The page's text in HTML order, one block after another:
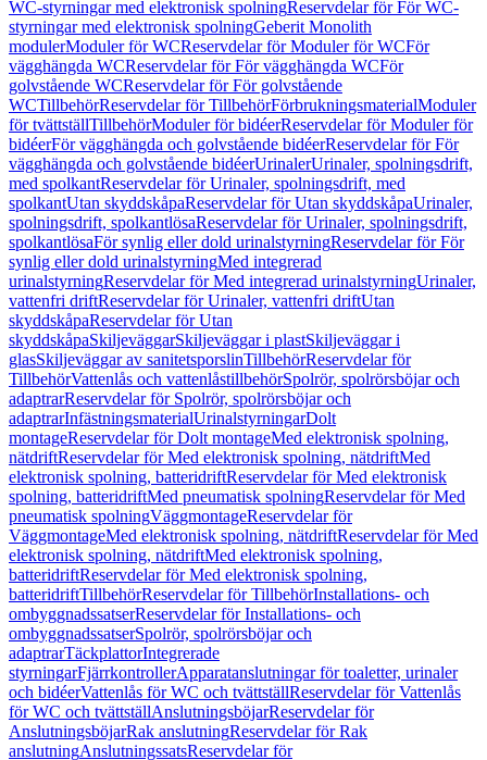
WC-styrningar med elektronisk spolningReservdelar för För WC-
styrningar med elektronisk spolningGeberit Monolith
modulerModuler för WCReservdelar för Moduler för WCFör
vägghängda WCReservdelar för För vägghängda WCFör
golvstående WCReservdelar för För golvstående
WCTillbehörReservdelar för TillbehörFörbrukningsmaterialModuler
för tvättställTillbehörModuler för bidéerReservdelar för Moduler för
bidéerFör vägghängda och golvstående bidéerReservdelar för För
vägghängda och golvstående bidéerUrinalerUrinaler, spolningsdrift,
med spolkantReservdelar för Urinaler, spolningsdrift, med
spolkantUtan skyddskåpaReservdelar för Utan skyddskåpaUrinaler,
spolningsdrift, spolkantlösaReservdelar för Urinaler, spolningsdrift,
spolkantlösaFör synlig eller dold urinalstyrningReservdelar för För
synlig eller dold urinalstyrningMed integrerad
urinalstyrningReservdelar för Med integrerad urinalstyrningUrinaler,
vattenfri driftReservdelar för Urinaler, vattenfri driftUtan
skyddskåpaReservdelar för Utan
skyddskåpaSkiljeväggarSkiljeväggar i plastSkiljeväggar i
glasSkiljeväggar av sanitetsporslinTillbehörReservdelar för
TillbehörVattenlås och vattenlåstillbehörSpolrör, spolrörsböjar och
adaptrarReservdelar för Spolrör, spolrörsböjar och
adaptrarInfästningsmaterialUrinalstyrningarDolt
montageReservdelar för Dolt montageMed elektronisk spolning,
nätdriftReservdelar för Med elektronisk spolning, nätdriftMed
elektronisk spolning, batteridriftReservdelar för Med elektronisk
spolning, batteridriftMed pneumatisk spolningReservdelar för Med
pneumatisk spolningVäggmontageReservdelar för
VäggmontageMed elektronisk spolning, nätdriftReservdelar för Med
elektronisk spolning, nätdriftMed elektronisk spolning,
batteridriftReservdelar för Med elektronisk spolning,
batteridriftTillbehörReservdelar för TillbehörInstallations- och
ombyggnadssatserReservdelar för Installations- och
ombyggnadssatserSpolrör, spolrörsböjar och
adaptrarTäckplattorIntegrerade
styrningarFjärrkontrollerApparatanslutningar för toaletter, urinaler
och bidéerVattenlås för WC och tvättställReservdelar för Vattenlås
för WC och tvättställAnslutningsböjarReservdelar för
AnslutningsböjarRak anslutningReservdelar för Rak
anslutningAnslutningssatsReservdelar för